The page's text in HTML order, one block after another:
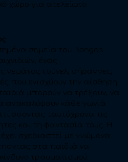
χώρο για ατελείωτο
σημεία του Bongos
ένας
γεμάτος τούνελ, σήραγγες,
που ενισχύουν την αίσθηση
μπορούν να τρέξουν, να
ανακαλύψουν κάθε γωνιά
ταυτόχρονα τις
και τη φαντασία τους. Η
σχεδιαστεί με γνώμονα
στα παιδιά να
τραυματισμού.